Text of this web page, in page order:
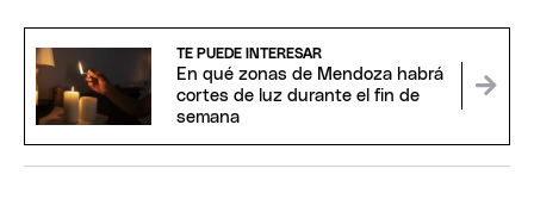
TE PUEDE INTERESAR
En qué zonas de Mendoza habrá
cortes de luz durante el fin de
semana